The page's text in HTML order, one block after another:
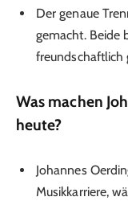
Der genaue
gemacht. Beide
freundschaftlich
Was machen
heute?
Johannes
Musikkarriere,